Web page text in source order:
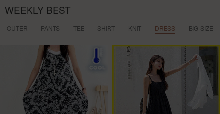
WEEKLY BEST
OUTER PANTS TEE SHIRT KNIT DRESS BIG-SIZE